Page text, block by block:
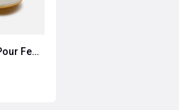
Puma Suede XL Wns Pour Femme